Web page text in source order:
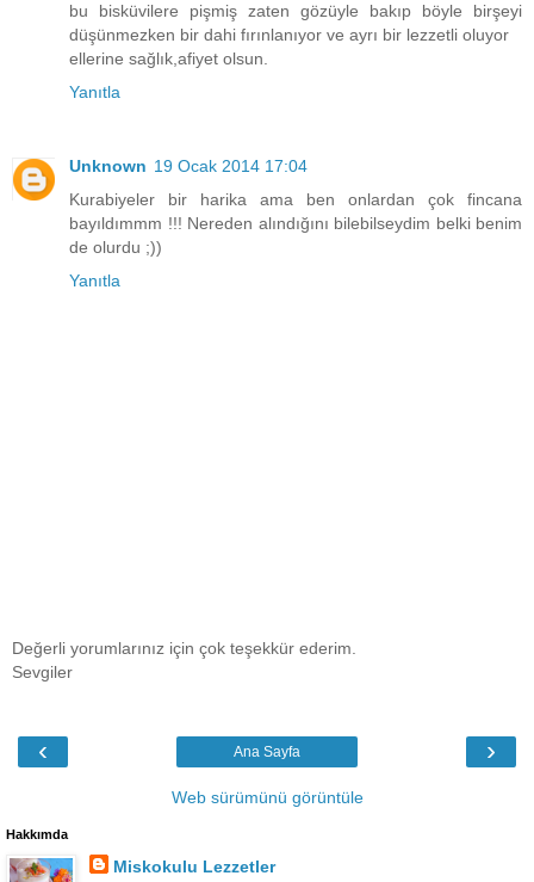
bu bisküvilere pişmiş zaten gözüyle bakıp böyle birşeyi
düşünmezken bir dahi fırınlanıyor ve ayrı bir lezzetli oluyor
ellerine sağlık,afiyet olsun.
Yanıtla
Unknown 19 Ocak 2014 17:04
Kurabiyeler bir harika ama ben onlardan çok fincana
bayıldımmm !!! Nereden alındığını bilebilseydim belki benim
de olurdu ;))
Yanıtla
Değerli yorumlarınız için çok teşekkür ederim.
Sevgiler
‹ ›
Ana Sayfa
Web sürümünü görüntüle
Hakkımda
Miskokulu Lezzetler